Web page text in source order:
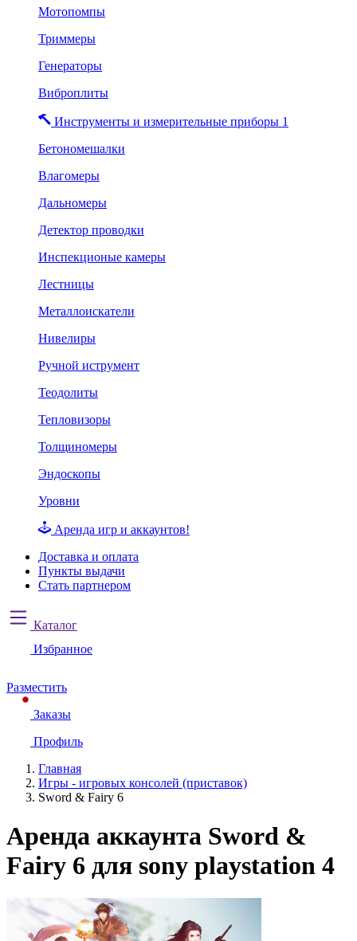
Мотопомпы
Триммеры
Генераторы
Виброплиты
Инструменты и измерительные приборы 1
Бетономешалки
Влагомеры
Дальномеры
Детектор проводки
Инспекционые камеры
Лестницы
Металлоискатели
Нивелиры
Ручной иструмент
Теодолиты
Тепловизоры
Толщиномеры
Эндоскопы
Уровни
Аренда игр и аккаунтов!
Доставка и оплата
Пункты выдачи
Стать партнером
Каталог
Избранное
Разместить
Заказы
Профиль
Главная
Игры - игровых консолей (приставок)
Sword & Fairy 6
Аренда аккаунта Sword &
Fairy 6 для sony playstation 4